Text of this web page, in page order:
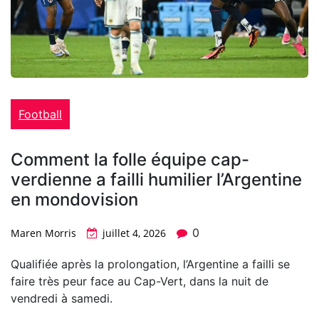
Football
Comment la folle équipe cap-
verdienne a failli humilier l’Argentine
en mondovision
Maren Morris juillet 4, 2026 0
Qualifiée après la prolongation, l’Argentine a failli se
faire très peur face au Cap-Vert, dans la nuit de
vendredi à samedi.